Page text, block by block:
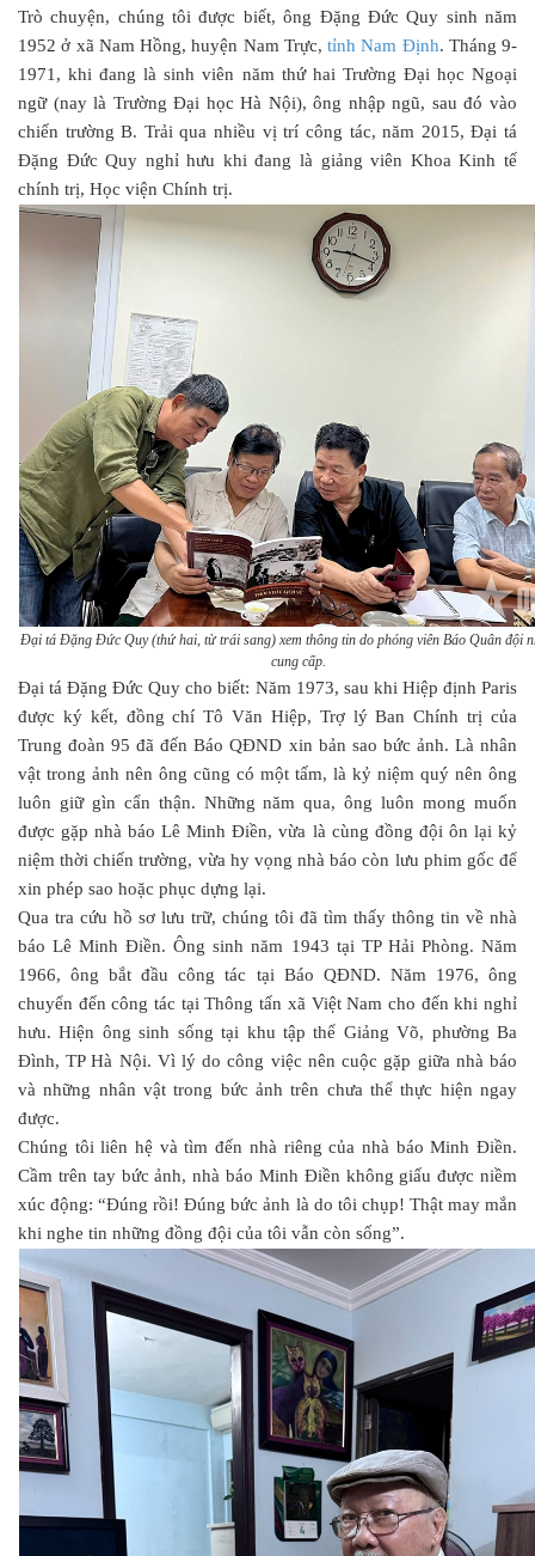
Trò chuyện, chúng tôi được biết, ông Đặng Đức Quy sinh năm
1952 ở xã Nam Hồng, huyện Nam Trực, tỉnh Nam Định. Tháng 9-
1971, khi đang là sinh viên năm thứ hai Trường Đại học Ngoại
ngữ (nay là Trường Đại học Hà Nội), ông nhập ngũ, sau đó vào
chiến trường B. Trải qua nhiều vị trí công tác, năm 2015, Đại tá
Đặng Đức Quy nghỉ hưu khi đang là giảng viên Khoa Kinh tế
chính trị, Học viện Chính trị.
Đại tá Đặng Đức Quy (thứ hai, từ trái sang) xem thông tin do phóng viên Báo Quân đội
cung cấp.
Đại tá Đặng Đức Quy cho biết: Năm 1973, sau khi Hiệp định Paris
được ký kết, đồng chí Tô Văn Hiệp, Trợ lý Ban Chính trị của
Trung đoàn 95 đã đến Báo QĐND xin bản sao bức ảnh. Là nhân
vật trong ảnh nên ông cũng có một tấm, là kỷ niệm quý nên ông
luôn giữ gìn cẩn thận. Những năm qua, ông luôn mong muốn
được gặp nhà báo Lê Minh Điền, vừa là cùng đồng đội ôn lại kỷ
niệm thời chiến trường, vừa hy vọng nhà báo còn lưu phim gốc để
xin phép sao hoặc phục dựng lại.
Qua tra cứu hồ sơ lưu trữ, chúng tôi đã tìm thấy thông tin về nhà
báo Lê Minh Điền. Ông sinh năm 1943 tại TP Hải Phòng. Năm
1966, ông bắt đầu công tác tại Báo QĐND. Năm 1976, ông
chuyển đến công tác tại Thông tấn xã Việt Nam cho đến khi nghỉ
hưu. Hiện ông sinh sống tại khu tập thể Giảng Võ, phường Ba
Đình, TP Hà Nội. Vì lý do công việc nên cuộc gặp giữa nhà báo
và những nhân vật trong bức ảnh trên chưa thể thực hiện ngay
được.
Chúng tôi liên hệ và tìm đến nhà riêng của nhà báo Minh Điền.
Cầm trên tay bức ảnh, nhà báo Minh Điền không giấu được niềm
xúc động: “Đúng rồi! Đúng bức ảnh là do tôi chụp! Thật may mắn
khi nghe tin những đồng đội của tôi vẫn còn sống”.